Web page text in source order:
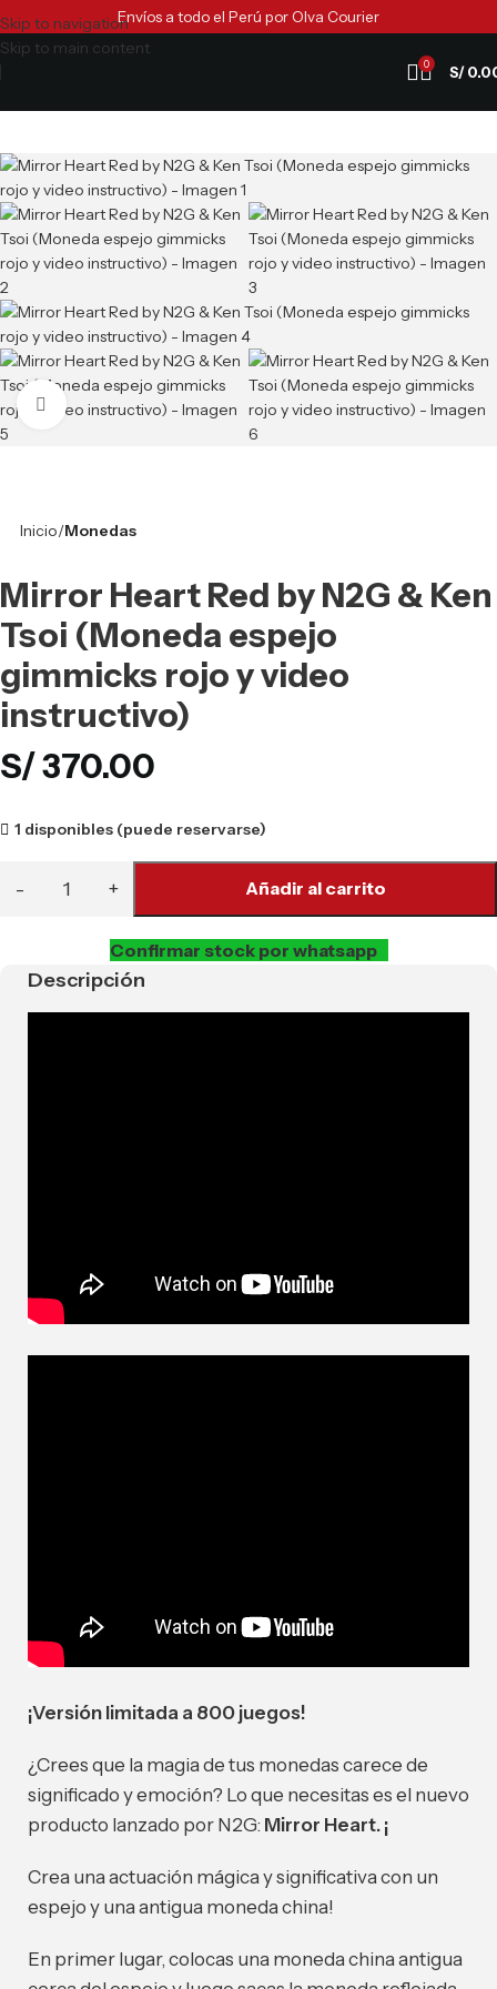
Skip to navigation
Skip to main content
Envíos a todo el Perú por Olva Courier
0 S/
Clic para ampliar
Inicio Monedas
Mirror Heart Red by N2G & Ken
Tsoi (Moneda espejo
gimmicks rojo y video
instructivo)
S/370.00
1 disponibles (puede reservarse)
Añadir al carrito
Confirmar stock por whatsapp
Descripción
¡Versión limitada a 800 juegos!
¿Crees que la magia de tus monedas carece de
significado y emoción? Lo que necesitas es el nuevo
producto lanzado por N2G: Mirror Heart. ¡
Crea una actuación mágica y significativa con un
espejo y una antigua moneda china!
En primer lugar, colocas una moneda china antigua